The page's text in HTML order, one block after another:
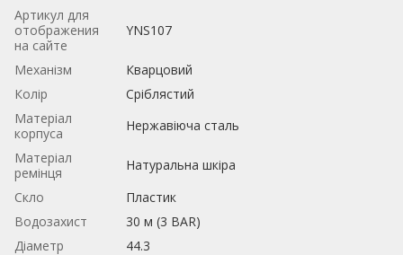
Артикул для
отображения
на сайте
YNS107
Механізм
Кварцовий
Колір
Сріблястий
Матеріал
корпуса
Нержавіюча сталь
Матеріал
ремінця
Натуральна шкіра
Скло
Пластик
Водозахист
30 м (3 BAR)
Діаметр
44.3